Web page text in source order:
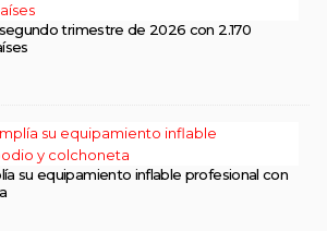
trimestre de 2026 con 2.170
su equipamiento inflable profesional con